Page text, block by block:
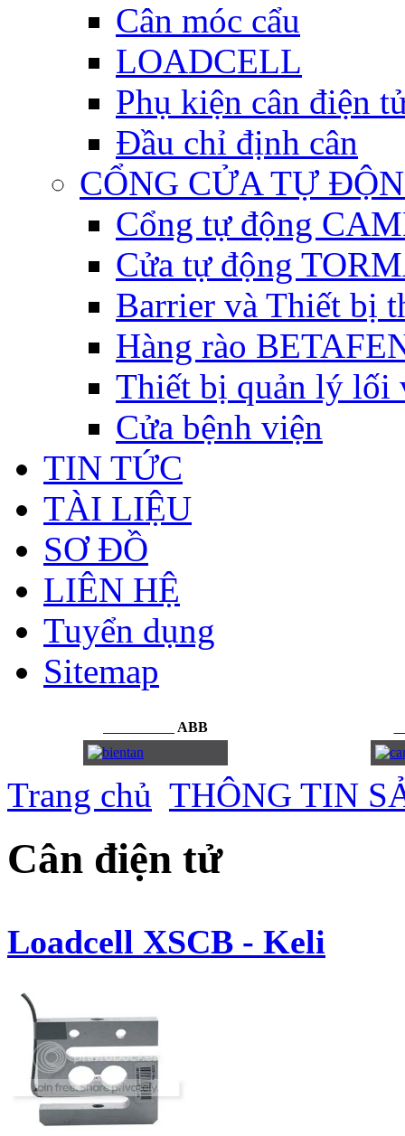
Cân móc cẩu
LOADCELL
Phụ kiện cân điện
Đầu chỉ định cân
CỔNG CỬA TỰ
Cổng tự động
Cửa tự động
Barrier và Thiết bị
Hàng rào
Thiết bị quản lý lối
Cửa bệnh viện
TIN TỨC
TÀI LIỆU
SƠ ĐỒ
LIÊN HỆ
Tuyển dụng
Sitemap
ABB
Trang chủ THÔNG TIN
Cân điện tử
Loadcell XSCB - Keli